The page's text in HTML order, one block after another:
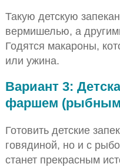
Такую детскую
вермишелью, а
Годятся макароны,
или ужина.
Вариант 3:
фаршем
Готовить детские
говядиной, но и с
станет прекрасным